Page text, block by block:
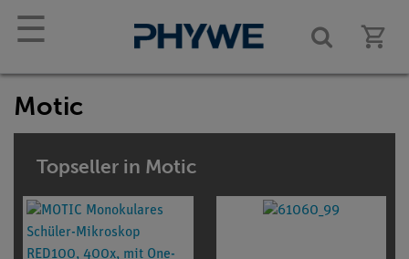
☰
Motic
Topseller in Motic